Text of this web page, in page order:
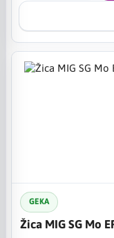
GEKA
Žica MIG SG Mo